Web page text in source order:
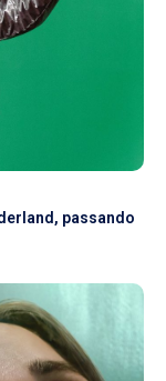
passando